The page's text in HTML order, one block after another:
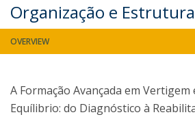
Organização e Estrutura
OVERVIEW
A Formação Avançada em Vertigem
Equílibrio: do Diagnóstico à